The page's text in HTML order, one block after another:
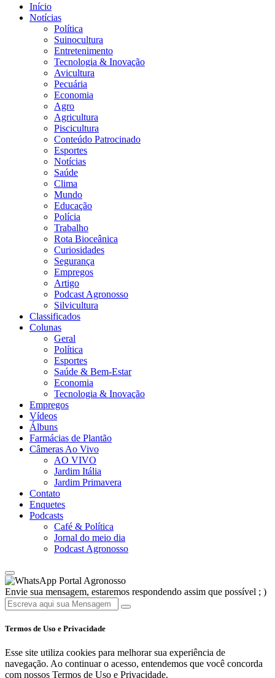
Início
Notícias
Política
Suinocultura
Entretenimento
Tecnologia & Inovação
Avicultura
Pecuária
Economia
Agro
Agricultura
Piscicultura
Conteúdo Patrocinado
Esportes
Notícias
Saúde
Clima
Mundo
Educação
Polícia
Trabalho
Rota Bioceânica
Curiosidades
Segurança
Empregos
Artigo
Podcast Agronosso
Silvicultura
Classificados
Colunas
Geral
Política
Esportes
Saúde & Bem-Estar
Economia
Tecnologia & Inovação
Empregos
Vídeos
Álbuns
Farmácias de Plantão
Câmeras Ao Vivo
AO VIVO
Jardim Itália
Jardim Primavera
Contato
Enquetes
Podcasts
Café & Política
Jornal do meio dia
Podcast Agronosso
Portal Agronosso
Envie sua mensagem, estaremos respondendo assim que possível ; )
Termos de Uso e Privacidade
Esse site utiliza cookies para melhorar sua experiência de
navegação. Ao continuar o acesso, entendemos que você concorda
com nossos Termos de Uso e Privacidade.